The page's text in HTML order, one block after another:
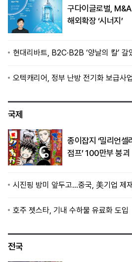
구다이글로벌,
해외확장 ‘시너지’
현대리바트, B2C·B2B ‘양날의 칼’ 갈
오텍캐리어, 정부 난방 전기화 보급사
국제
종이잡지 ‘밀리언셀
점프’ 100만부 붕괴
시진핑 방미 앞두고…중국, 美기업 제
호주 젯스타, 기내 수하물 유료화 도입
전국